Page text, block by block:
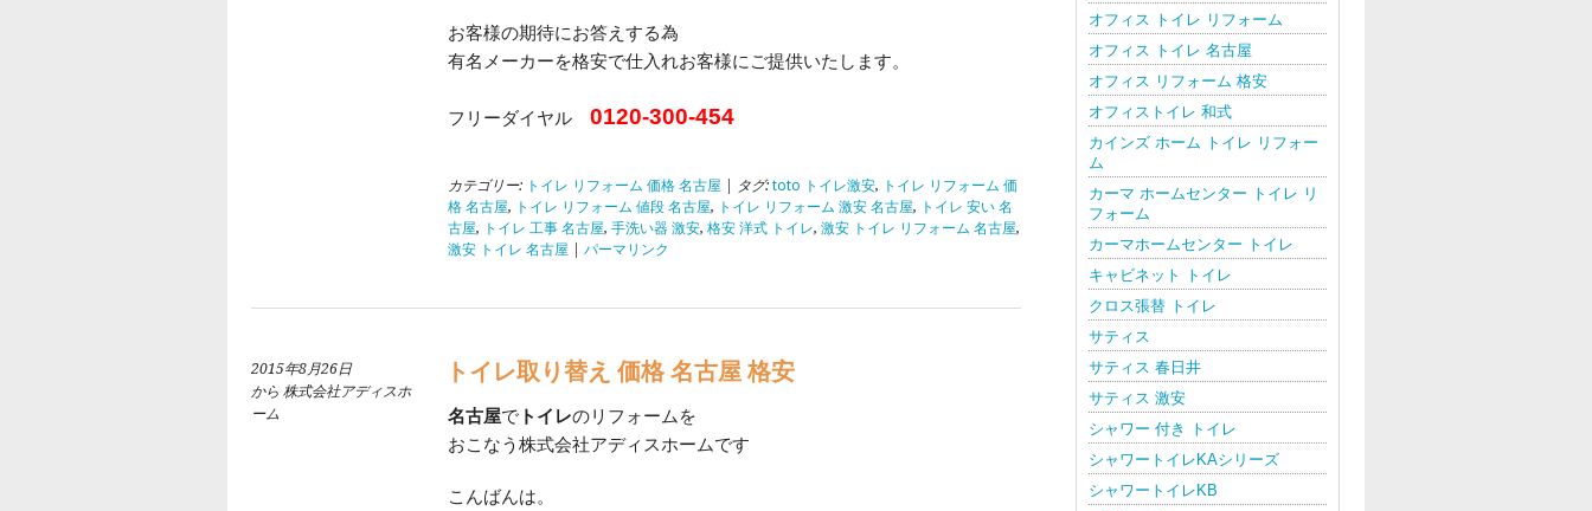
お客様の期待にお答えする為
有名メーカーを格安で仕入れお客様にご提供いたします。
フリーダイヤル 0120-300-454
カテゴリー: トイレ リフォーム 価格 名古屋 | タグ: toto トイレ激安, トイレ リフォーム 価
格 名古屋, トイレ リフォーム 値段 名古屋, トイレ リフォーム 激安 名古屋, トイレ 安い 名
古屋, トイレ 工事 名古屋, 手洗い器 激安, 格安 洋式 トイレ, 激安 トイレ リフォーム 名古屋,
激安 トイレ 名古屋
パーマリンク
2015年8月26日
から 株式会社アディスホ
ーム
トイレ取り替え 価格 名古屋 格安
名古屋でトイレのリフォームを
おこなう株式会社アディスホームです
こんばんは。
オフィス トイレ リフォーム
オフィス トイレ 名古屋
オフィス リフォーム 格安
オフィストイレ 和式
カインズ ホーム トイレ リフォー
ム
カーマ ホームセンター トイレ リ
フォーム
カーマホームセンター トイレ
キャビネット トイレ
クロス張替 トイレ
サティス
サティス 春日井
サティス 激安
シャワー 付き トイレ
シャワートイレKAシリーズ
シャワートイレKB